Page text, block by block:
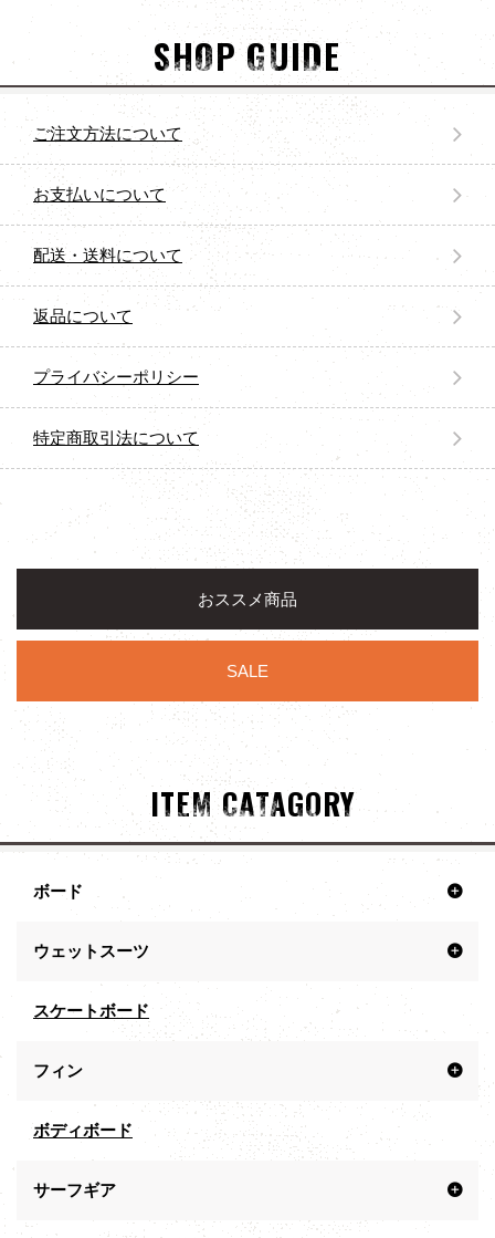
SHOP GUIDE
ご注文方法について
お支払いについて
配送・送料について
返品について
プライバシーポリシー
特定商取引法について
おススメ商品
SALE
ITEM CATAGORY
ボード
ウェットスーツ
スケートボード
フィン
ボディボード
サーフギア